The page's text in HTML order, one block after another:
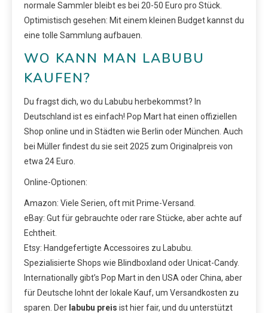
normale Sammler bleibt es bei 20-50 Euro pro Stück.
Optimistisch gesehen: Mit einem kleinen Budget kannst du
eine tolle Sammlung aufbauen.
WO KANN MAN LABUBU
KAUFEN?
Du fragst dich, wo du Labubu herbekommst? In
Deutschland ist es einfach! Pop Mart hat einen offiziellen
Shop online und in Städten wie Berlin oder München. Auch
bei Müller findest du sie seit 2025 zum Originalpreis von
etwa 24 Euro.
Online-Optionen:
Amazon: Viele Serien, oft mit Prime-Versand.
eBay: Gut für gebrauchte oder rare Stücke, aber achte auf
Echtheit.
Etsy: Handgefertigte Accessoires zu Labubu.
Spezialisierte Shops wie Blindboxland oder Unicat-Candy.
Internationally gibt’s Pop Mart in den USA oder China, aber
für Deutsche lohnt der lokale Kauf, um Versandkosten zu
sparen. Der labubu preis ist hier fair, und du unterstützt